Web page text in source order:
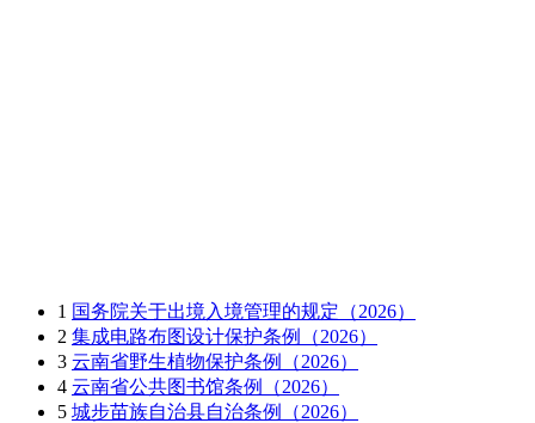
1 国务院关于出境入境管理的规定（2026）
2 集成电路布图设计保护条例（2026）
3 云南省野生植物保护条例（2026）
4 云南省公共图书馆条例（2026）
5 城步苗族自治县自治条例（2026）